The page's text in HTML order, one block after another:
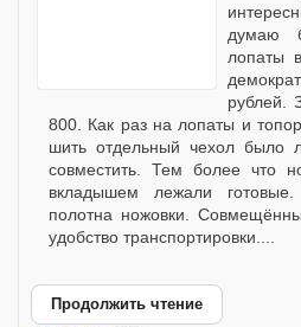
думаю
лопаты
рублей.
800. Как раз на лопаты и
шить отдельный чехол было
совместить. Тем более что
вкладышем лежали
полотна ножовки.
удобство транспортировки....
Продолжить чтение